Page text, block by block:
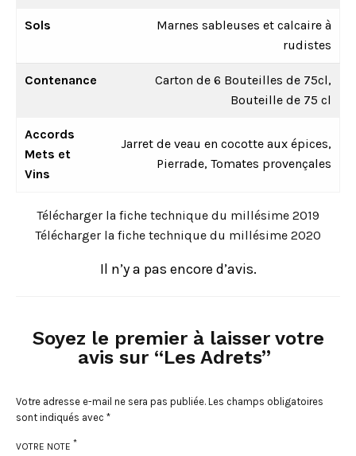
Sols
Marnes sableuses et calcaire à
rudistes
Contenance
Carton de 6 Bouteilles de 75cl,
Bouteille de 75 cl
Accords
Mets et
Vins
Jarret de veau en cocotte aux épices,
Pierrade, Tomates provençales
Télécharger la fiche technique du millésime 2019
Télécharger la fiche technique du millésime 2020
Il n’y a pas encore d’avis.
Soyez le premier à laisser votre
avis sur “Les Adrets”
Votre adresse e-mail ne sera pas publiée. Les champs obligatoires
sont indiqués avec *
VOTRE NOTE *